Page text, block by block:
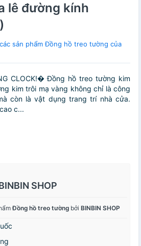
lê đường kính
sản phẩm Đồng hồ treo tường của
CLOCK!� Đồng hồ treo tường kim
kim trôi mạ vàng không chỉ là công
còn là vật dụng trang trí nhà cửa.
c...
SHOP
Đồng hồ treo tường bởi BINBIN SHOP